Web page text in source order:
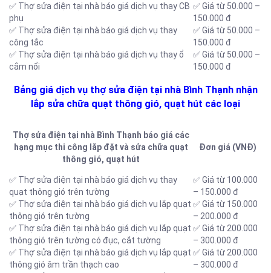
✅ Thợ sửa điện tại nhà báo giá dịch vụ thay CB
phụ
✅ Giá từ 50.000 –
150.000 đ
✅ Thợ sửa điện tại nhà báo giá dịch vụ thay
công tắc
✅ Giá từ 50.000 –
150.000 đ
✅ Thợ sửa điện tại nhà báo giá dịch vụ thay ổ
cắm nổi
✅ Giá từ 50.000 –
150.000 đ
Bảng giá dịch vụ thợ sửa điện tại nhà Bình Thạnh nhận
lắp sửa chữa quạt thông gió, quạt hút các loại
Thợ sửa điện tại nhà Bình Thạnh báo giá các
hạng mục thi công lắp đặt và sửa chữa quạt
thông gió, quạt hút
Đơn giá (VNĐ)
✅ Thợ sửa điện tại nhà báo giá dịch vụ thay
quạt thông gió trên tường
✅ Giá từ 100.000
– 150.000 đ
✅ Thợ sửa điện tại nhà báo giá dịch vụ lắp quạt
thông gió trên tường
✅ Giá từ 150.000
– 200.000 đ
✅ Thợ sửa điện tại nhà báo giá dịch vụ lắp quạt
thông gió trên tường có đục, cắt tường
✅ Giá từ 200.000
– 300.000 đ
✅ Thợ sửa điện tại nhà báo giá dịch vụ lắp quạt
thông gió âm trần thạch cao
✅ Giá từ 200.000
– 300.000 đ